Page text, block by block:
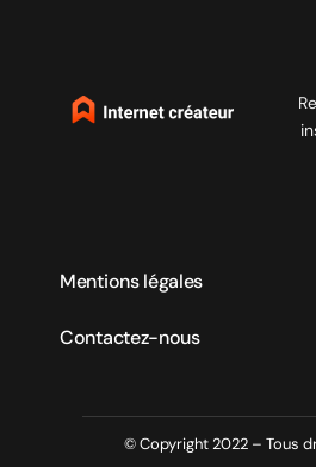
Mentions légales
Contactez-nous
© Copyright 2022 – Tous